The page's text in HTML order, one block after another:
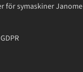
för symaskiner Janome